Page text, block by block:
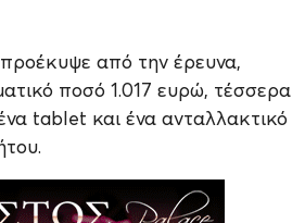
από την έρευνα,
ποσό 1.017 ευρώ, τέσσερα
tablet και ένα ανταλλακτικό